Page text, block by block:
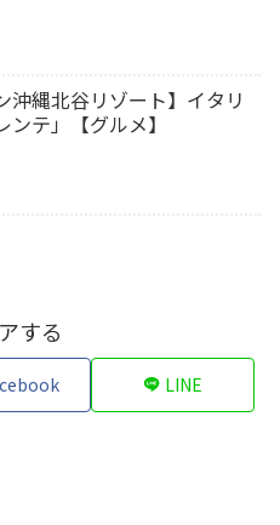
沖縄北谷リゾート】イタリ
ンテ」【グルメ】
する
LINE